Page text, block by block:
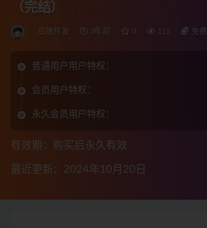
（完结）
后端开发 3年前 0 115 免费
普通用户用户特权：
会员用户特权：
永久会员用户特权：
有效期：购买后永久有效
最近更新：2024年10月20日